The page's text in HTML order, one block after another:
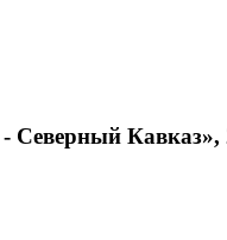
Кавказ»,